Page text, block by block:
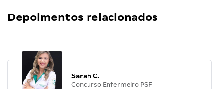
Depoimentos relacionados
Sarah C.
Concurso Enfermeiro PSF